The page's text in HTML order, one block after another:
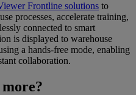
Frontline solutions to
processes, accelerate training,
connected to smart
is displayed to warehouse
a hands-free mode, enabling
collaboration.